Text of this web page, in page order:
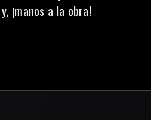
¡manos a la obra!